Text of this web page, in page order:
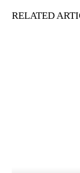
RELATED